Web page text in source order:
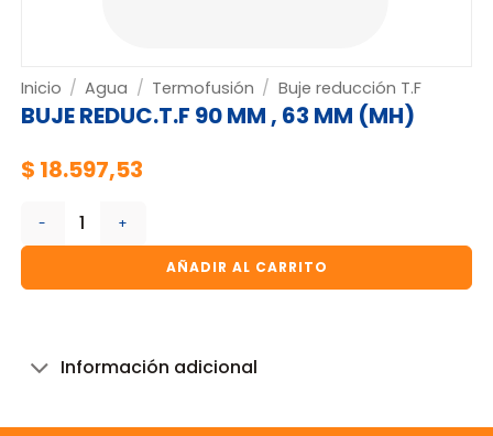
Inicio / Agua / Termofusión / Buje reducción T.F
BUJE REDUC.T.F 90 MM , 63 MM (MH)
$ 18.597,53
BUJE REDUC.T.F 90 MM , 63 MM (MH) cantidad
AÑADIR AL CARRITO
Información adicional